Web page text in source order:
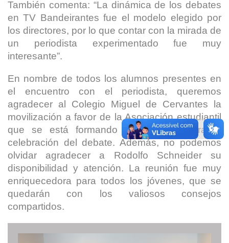
También comenta: “La dinámica de los debates
en TV Bandeirantes fue el modelo elegido por
los directores, por lo que contar con la mirada de
un periodista experimentado fue muy
interesante”.
En nombre de todos los alumnos presentes en
el encuentro con el periodista, queremos
agradecer al Colegio Miguel de Cervantes la
movilización a favor de la Asociación estudiantil
que se está formando y el apoyo para la
celebración del debate. Además, no podemos
olvidar agradecer a Rodolfo Schneider su
disponibilidad y atención. La reunión fue muy
enriquecedora para todos los jóvenes, que se
quedarán con los valiosos consejos
compartidos.